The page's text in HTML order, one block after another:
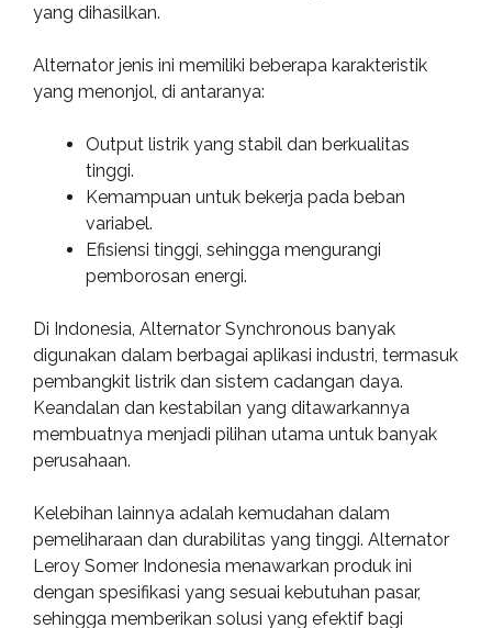
yang dihasilkan.
Alternator jenis ini memiliki beberapa karakteristik
yang menonjol, di antaranya:
Output listrik yang stabil dan berkualitas
tinggi.
Kemampuan untuk bekerja pada beban
variabel.
Efisiensi tinggi, sehingga mengurangi
pemborosan energi.
Di Indonesia, Alternator Synchronous banyak
digunakan dalam berbagai aplikasi industri, termasuk
pembangkit listrik dan sistem cadangan daya.
Keandalan dan kestabilan yang ditawarkannya
membuatnya menjadi pilihan utama untuk banyak
perusahaan.
Kelebihan lainnya adalah kemudahan dalam
pemeliharaan dan durabilitas yang tinggi. Alternator
Leroy Somer Indonesia menawarkan produk ini
dengan spesifikasi yang sesuai kebutuhan pasar,
sehingga memberikan solusi yang efektif bagi